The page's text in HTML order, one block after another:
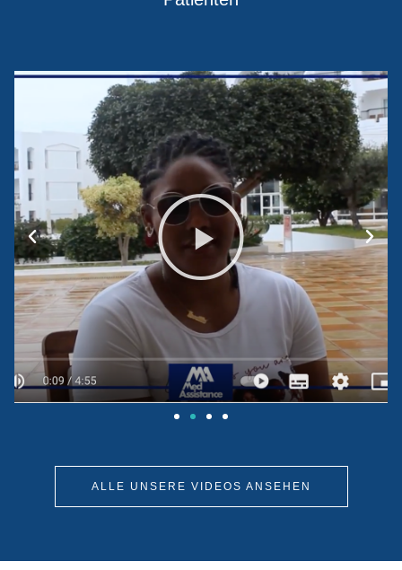
ALLE UNSERE VIDEOS ANSEHEN